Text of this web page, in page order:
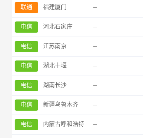
联通 福建厦门 --
电信 河北石家庄 --
电信 江苏南京 --
电信 湖北十堰 --
电信 湖南长沙 --
电信 新疆乌鲁木齐 --
电信 内蒙古呼和浩特 --